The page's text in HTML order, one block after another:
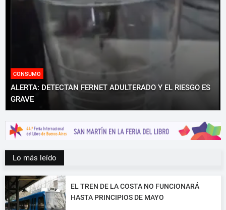
CONSUMO
ALERTA: DETECTAN FERNET ADULTERADO Y EL RIESGO ES
GRAVE
Lo más leído
EL TREN DE LA COSTA NO FUNCIONARÁ
HASTA PRINCIPIOS DE MAYO